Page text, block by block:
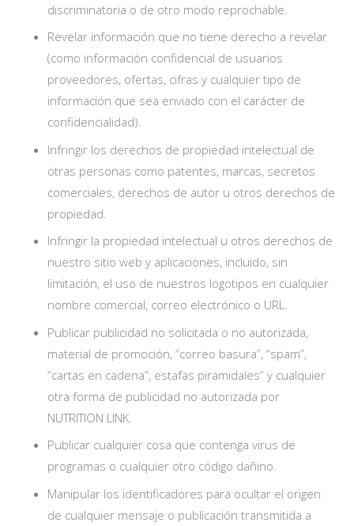
discriminatoria o de otro modo reprochable.
Revelar información que no tiene derecho a revelar
(como información confidencial de usuarios
proveedores, ofertas, cifras y cualquier tipo de
información que sea enviado con el carácter de
confidencialidad).
Infringir los derechos de propiedad intelectual de
otras personas como patentes, marcas, secretos
comerciales, derechos de autor u otros derechos de
propiedad.
Infringir la propiedad intelectual u otros derechos de
nuestro sitio web y aplicaciones, incluido, sin
limitación, el uso de nuestros logotipos en cualquier
nombre comercial, correo electrónico o URL.
Publicar publicidad no solicitada o no autorizada,
material de promoción, “correo basura”, “spam”,
“cartas en cadena”, estafas piramidales” y cualquier
otra forma de publicidad no autorizada por
NUTRITION LINK.
Publicar cualquier cosa que contenga virus de
programas o cualquier otro código dañino.
Manipular los identificadores para ocultar el origen
de cualquier mensaje o publicación transmitida a